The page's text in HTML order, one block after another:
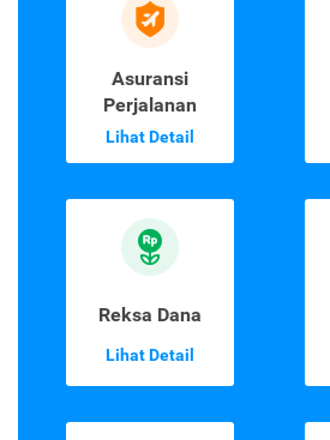
Asuransi
Perjalanan
Lihat Detail
Reksa Dana
Lihat Detail